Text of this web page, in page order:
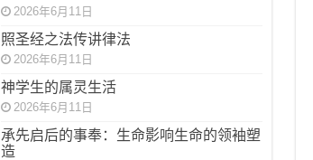
2026年6月11日
照圣经之法传讲律法
2026年6月11日
神学生的属灵生活
2026年6月11日
承先启后的事奉：生命影响生命的领袖塑
造